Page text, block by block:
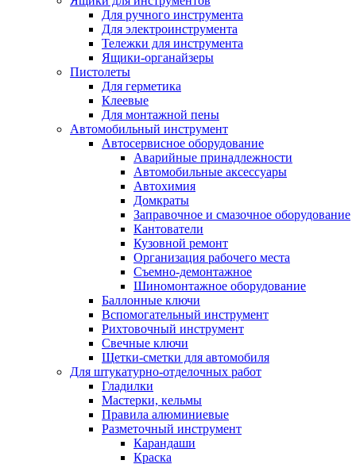
Для ручного инструмента
Для электроинструмента
Тележки для инструмента
Ящики-органайзеры
Пистолеты
Для герметика
Клеевые
Для монтажной пены
Автомобильный инструмент
Автосервисное оборудование
Аварийные принадлежности
Автомобильные аксессуары
Автохимия
Домкраты
Заправочное и смазочное оборудование
Кантователи
Кузовной ремонт
Организация рабочего места
Съемно-демонтажное
Шиномонтажное оборудование
Баллонные ключи
Вспомогательный инструмент
Рихтовочный инструмент
Свечные ключи
Щетки-сметки для автомобиля
Для штукатурно-отделочных работ
Гладилки
Мастерки, кельмы
Правила алюминиевые
Разметочный инструмент
Карандаши
Краска